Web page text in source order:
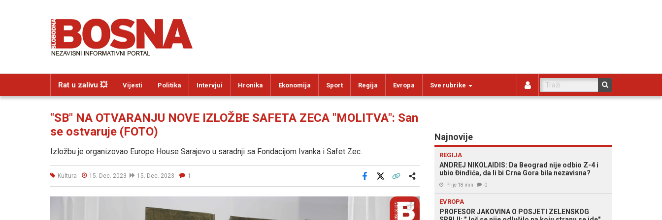
Rat u zalivu 💥 Vijesti Politika Intervjui Hronika Ekonomija Sport Regija Evropa Sve rubrike
"SB" NA OTVARANJU NOVE IZLOŽBE SAFETA ZECA "MOLITVA": San
se ostvaruje (FOTO)
Izložbu je organizovao Europe House Sarajevo u saradnji sa Fondacijom Ivanka i Safet Zec.
Kultura 15. Dec. 2023 15. Dec. 2023 1
Facebook
Najnovije
REGIJA
ANDREJ NIKOLAIDIS: Da Beograd nije odbio Z-4 i
ubio Đinđića, da li bi Crna Gora bila nezavisna?
Prije 18 min 0
EVROPA
PROFESOR JAKOVINA O POSJETI ZELENSKOG